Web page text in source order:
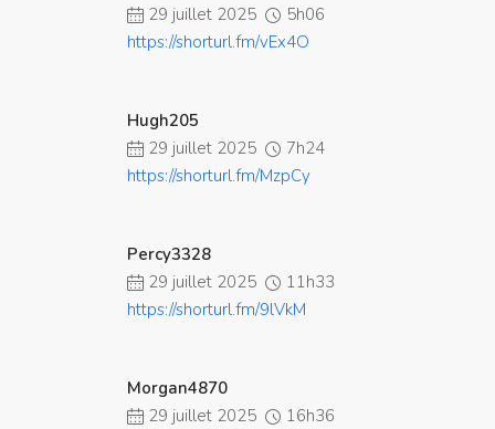
29 juillet 2025
5h06
https://shorturl.fm/vEx4O
Hugh205
29 juillet 2025
7h24
https://shorturl.fm/MzpCy
Percy3328
29 juillet 2025
11h33
https://shorturl.fm/9lVkM
Morgan4870
29 juillet 2025
16h36